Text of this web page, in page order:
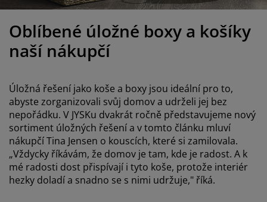
skříně
rámy
rámy s úložným prostorem
matrace
postele
o nábytek/doplňky
osvětlení
mazlíčky
Oblíbené úložné boxy a košíky
naší nákupčí
Úložná řešení jako koše a boxy jsou ideální pro to,
abyste zorganizovali svůj domov a udrželi jej bez
nepořádku. V JYSKu dvakrát ročně představujeme nový
sortiment úložných řešení a v tomto článku mluví
nákupčí Tina Jensen o kouscích, které si zamilovala.
„Vždycky říkávám, že domov je tam, kde je radost. A k
mé radosti dost přispívají i tyto koše, protože interiér
hezky doladí a snadno se s nimi udržuje," říká.